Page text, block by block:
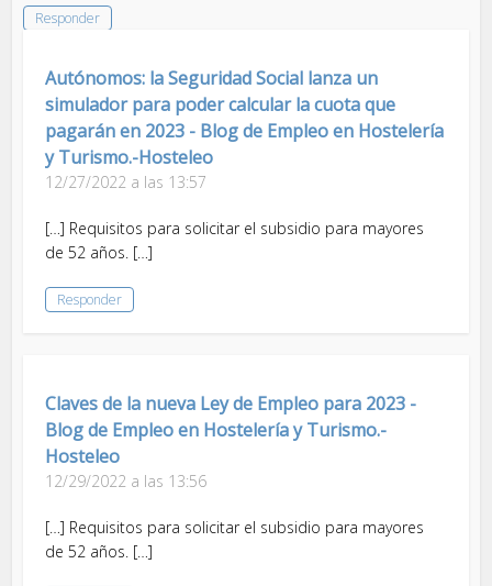
Responder
Autónomos: la Seguridad Social lanza un
simulador para poder calcular la cuota que
pagarán en 2023 - Blog de Empleo en Hostelería
y Turismo.-Hosteleo
12/27/2022 a las 13:57
[…] Requisitos para solicitar el subsidio para mayores
de 52 años. […]
Responder
Claves de la nueva Ley de Empleo para 2023 -
Blog de Empleo en Hostelería y Turismo.-
Hosteleo
12/29/2022 a las 13:56
[…] Requisitos para solicitar el subsidio para mayores
de 52 años. […]